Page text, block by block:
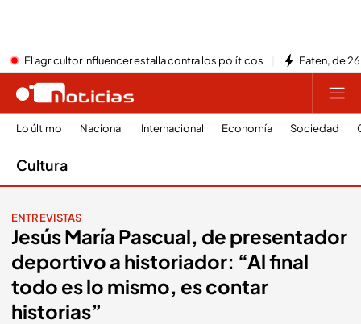
El agricultor influencer estalla contra los políticos Faten, de
Lo último Nacional Internacional Economía Sociedad
Cultura
ENTREVISTAS
Jesús María Pascual, de presentador
deportivo a historiador: “Al final
todo es lo mismo, es contar
historias”